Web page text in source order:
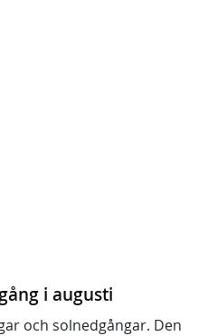
i augusti
och solnedgångar. Den